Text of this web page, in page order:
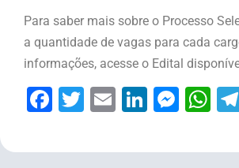
Para saber mais sobre o Processo
a quantidade de vagas para cada
informações, acesse o Edital
Facebook
Twitter
EmailLinkedIn